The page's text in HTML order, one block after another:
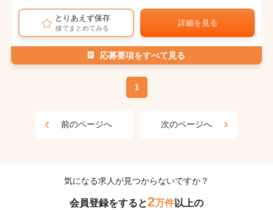
とりあえず保存
後でまとめてみる
詳細を見る
応募要項をすべて見る
1
前のページへ 次のページへ
気になる求人が見つからないですか？
会員登録をすると2万件以上の